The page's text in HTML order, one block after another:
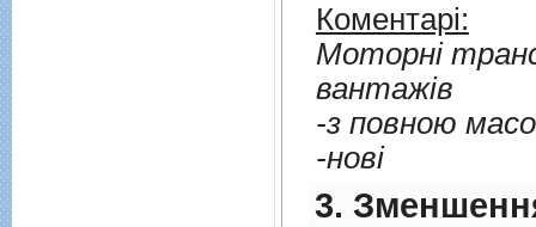
Коментарі:
Моторні
вантажів
-з повною
-нові
3.